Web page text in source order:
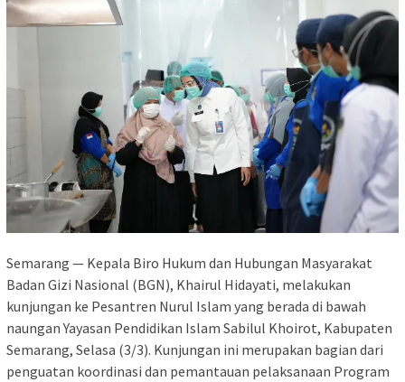
Semarang — Kepala Biro Hukum dan Hubungan Masyarakat
Badan Gizi Nasional (BGN), Khairul Hidayati, melakukan
kunjungan ke Pesantren Nurul Islam yang berada di bawah
naungan Yayasan Pendidikan Islam Sabilul Khoirot, Kabupaten
Semarang, Selasa (3/3). Kunjungan ini merupakan bagian dari
penguatan koordinasi dan pemantauan pelaksanaan Program